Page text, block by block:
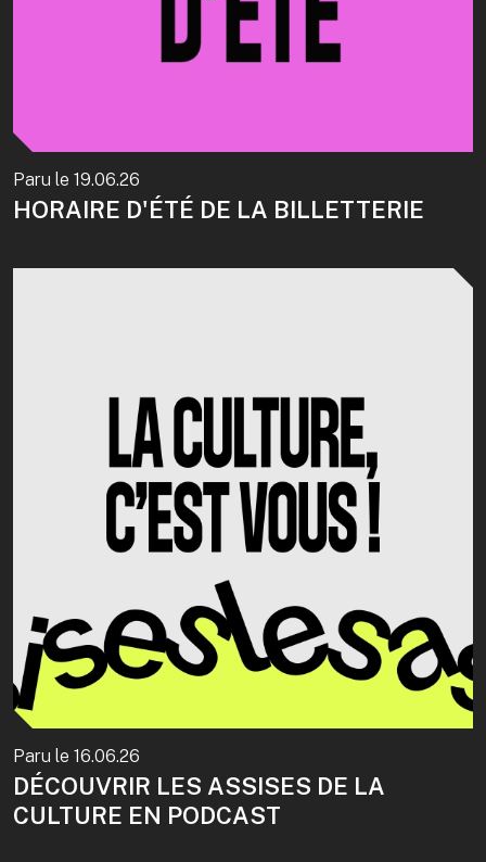
Paru le 19.06.26
HORAIRE D'ÉTÉ DE LA BILLETTERIE
Paru le 16.06.26
DÉCOUVRIR LES ASSISES DE LA
CULTURE EN PODCAST